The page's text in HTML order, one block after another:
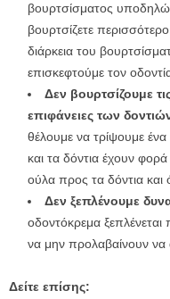
βουρτσίσματος
βουρτσίζετε
διάρκεια του
επισκεφτούμε τον
Δεν βουρτσίζουμε
επιφάνειες των
θέλουμε να τρίψουμε
και τα δόντια έχουν
ούλα προς τα δόντια και
Δεν ξεπλένουμε
οδοντόκρεμα
να μην προλαβαίνουν
Δείτε επίσης: